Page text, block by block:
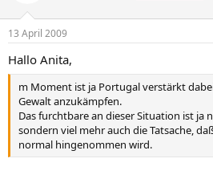
13 April 2009
Hallo Anita,
m Moment ist ja Portugal verstärkt
Gewalt anzukämpfen.
Das furchtbare an dieser Situation ist ja
sondern viel mehr auch die Tatsache,
normal hingenommen wird.